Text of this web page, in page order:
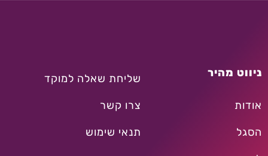
ניווט מהיר
אודות
הסגל
שליחת שאלה למוקד
צרו קשר
תנאי שימוש